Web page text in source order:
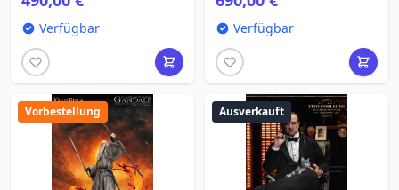
Verfügbar Verfügbar
Vorbestellung Ausverkauft